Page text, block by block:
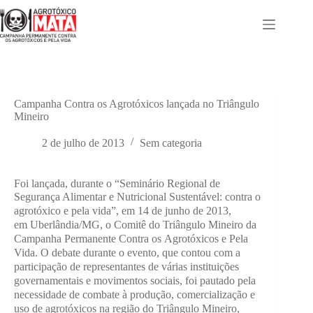
para
o
conteúdo
Campanha Contra os Agrotóxicos lançada no Triângulo
Mineiro
2 de julho de 2013 Sem categoria
Foi lançada, durante o “Seminário Regional de
Segurança Alimentar e Nutricional Sustentável: contra o
agrotóxico e pela vida”, em 14 de junho de 2013,
em Uberlândia/MG, o Comitê do Triângulo Mineiro da
Campanha Permanente Contra os Agrotóxicos e Pela
Vida. O debate durante o evento, que contou com a
participação de representantes de várias instituições
governamentais e movimentos sociais, foi pautado pela
necessidade de combate à produção, comercialização e
uso de agrotóxicos na região do Triângulo Mineiro,